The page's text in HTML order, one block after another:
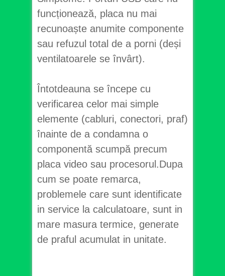
funcționează, placa nu mai
recunoaște anumite componente
sau refuzul total de a porni (deși
ventilatoarele se învârt).
Întotdeauna se începe cu
verificarea celor mai simple
elemente (cabluri, conectori, praf)
înainte de a condamna o
componentă scumpă precum
placa video sau procesorul.Dupa
cum se poate remarca,
problemele care sunt identificate
in service la calculatoare, sunt in
mare masura termice, generate
de praful acumulat in unitate.